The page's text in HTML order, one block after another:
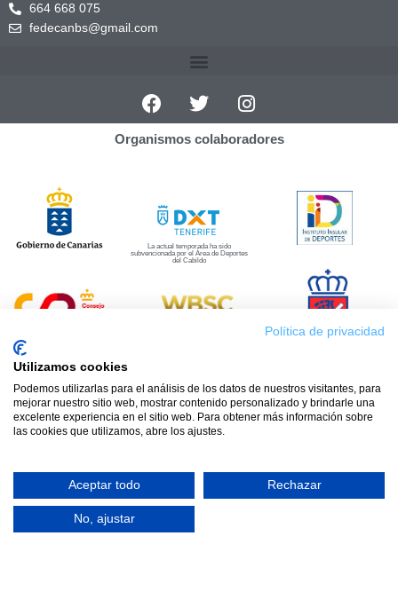
664 668 075
fedecanbs@gmail.com
Organismos colaboradores
La actual temporada ha sido
subvencionada por el Área de Deportes
del Cabildo
Educar
Entrenando
Política de privacidad
Utilizamos cookies
Podemos utilizarlas para el análisis de los datos de nuestros visitantes, para
mejorar nuestro sitio web, mostrar contenido personalizado y brindarle una
excelente experiencia en el sitio web. Para obtener más información sobre
las cookies que utilizamos, abre los ajustes.
Aceptar todo Rechazar
No, ajustar